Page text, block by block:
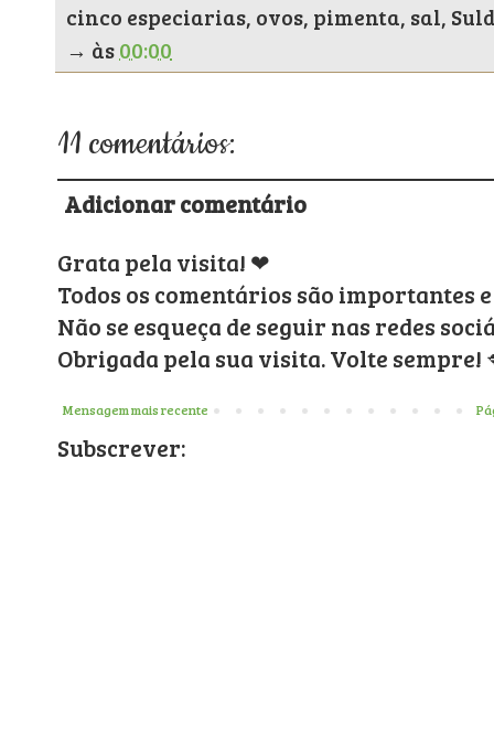
cinco especiarias, ovos, pimenta, sal,
→ às00:00
11 comentários:
Adicionar comentário
Grata pela visita! ❤
Todos os comentários são importantes
Não se esqueça de seguir nas redes
Obrigada pela sua visita. Volte sempre!
Mensagem mais recente
Subscrever: